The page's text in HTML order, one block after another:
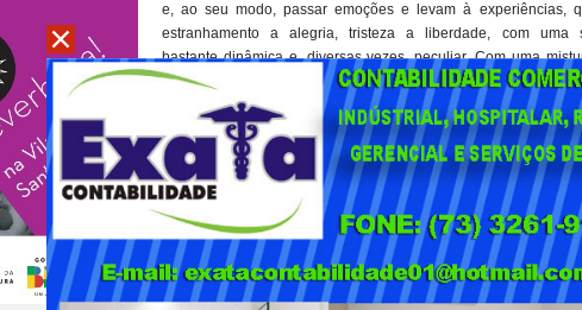
e, ao seu modo, passar emoções e levam à experiências,
estranhamento a alegria, tristeza a liberdade, com uma
bastante dinâmica e, diversas vezes, peculiar. Com uma
eletrônicos e tradicionais, criam uma atmosfera sonora,
grupo - composto por 10 pessoas - improvisa coletivamente.
UFSB
Parte de um Programa de Extensão Universitária da
do Sul da Bahia (UFSB), o Projeto Reverbera surgiu em
nova forma de entender e sentir o audiovisual e a sétima
incubadora do projeto, a universidade recebeu a primeira
pública do projeto, no último dia 24 de outubro.